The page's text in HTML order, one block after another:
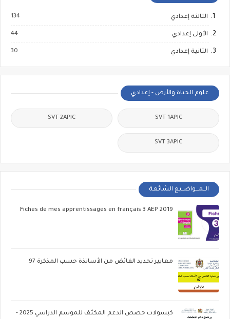
الثالثة إعدادي 134
الأولى إعدادي 44
الثانية إعدادي 30
علوم الحياة والأرض - إعدادي
SVT 1APIC
SVT 2APIC
SVT 3APIC
الــمـــواضــيع الشائعة
Fiches de mes apprentissages en français 3 AEP 2019
معايير تحديد الفائض من الأساتذة حسب المذكرة 97
كبسولات حصص الدعم المكثف للموسم الدراسي 2025 -